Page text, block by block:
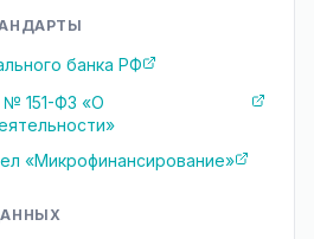
банка РФ
151-ФЗ «О
«Микрофинансирование»